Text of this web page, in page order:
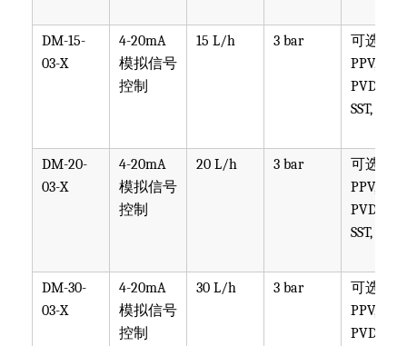
DM-15-
03-X
4-20mA
模拟信号
控制
15 L/h 3 bar
可选
PPV, PVT,
PVDF,
SST, PTFE
DM-20-
03-X
4-20mA
模拟信号
控制
20 L/h 3 bar
可选
PPV, PVT,
PVDF,
SST, PTFE
DM-30-
03-X
4-20mA
模拟信号
控制
30 L/h 3 bar
可选
PPV, PVT,
PVDF,